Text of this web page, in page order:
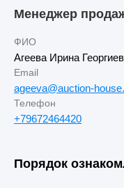
Менеджер
ФИО
Агеева Ирина
Email
ageeva@auction-
Телефон
+79672464420
Порядок